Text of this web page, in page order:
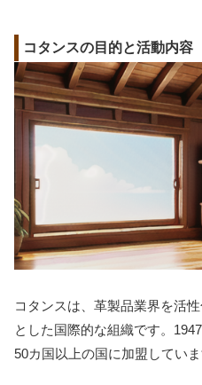
コタンスの目的と活動内容
コタンスは、革製品業界を活
とした国際的な組織です。
50カ国以上の国に加盟していま